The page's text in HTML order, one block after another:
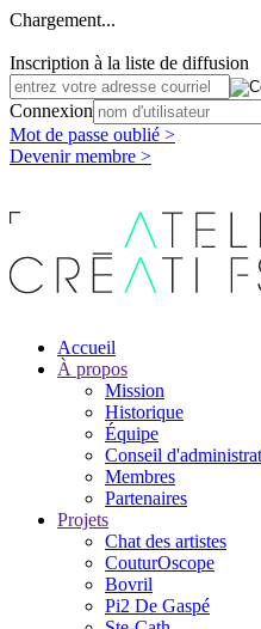
Chargement...
Inscription à la liste de diffusion
Connexion
Mot de passe oublié >
Devenir membre >
Accueil
À propos
Mission
Historique
Équipe
Conseil
Membres
Partenaires
Projets
Chat des artistes
CouturOscope
Bovril
Pi2 De Gaspé